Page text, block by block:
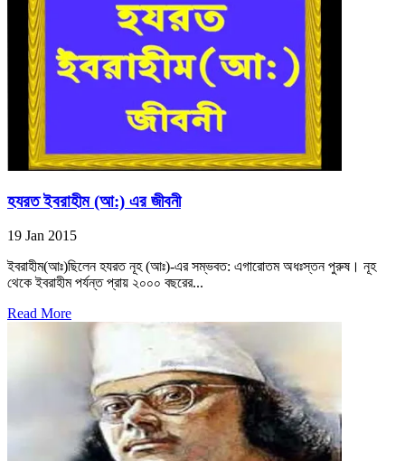
হযরত ইবরাহীম (আ:) এর জীবনী
19 Jan 2015
ইবরাহীম(আঃ)ছিলেন হযরত নূহ (আঃ)-এর সম্ভবত: এগারোতম অধঃস্তন পুরুষ। নূহ
থেকে ইবরাহীম পর্যন্ত প্রায় ২০০০ বছরের...
Read More